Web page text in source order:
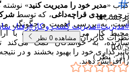
کتاب «مدیر خود را مدیریت کنید» نوشته
ترجمه مهدی قراچه‌داغی، که توسط
است، به بررسی اهمیت و چگونگی
محیط کار می‌پردازد. این کتاب با
سازنده، به خوانندگان کمک می‌کند
تاثیرگذاری خود را بهبود بخشند و در
را افزایش دهند.
برچسب‌ها
#مدیریت#مدیریت کسب و کار#رفتار
نظرات کاربران مشاهده 0 نظر
5 /
0.0
( از ۰ نظر )